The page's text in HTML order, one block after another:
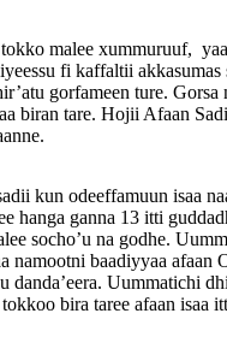
malee xummuruuf,
fi kaffaltii akkasumas
gorfameen ture.
biran tare. Hojii Afaan
kun odeeffamuun isaa
hanga ganna 13 itti
socho’u na godhe.
namootni baadiyyaa afaan
danda’eera. Uummatichi
bira taree afaan isaa